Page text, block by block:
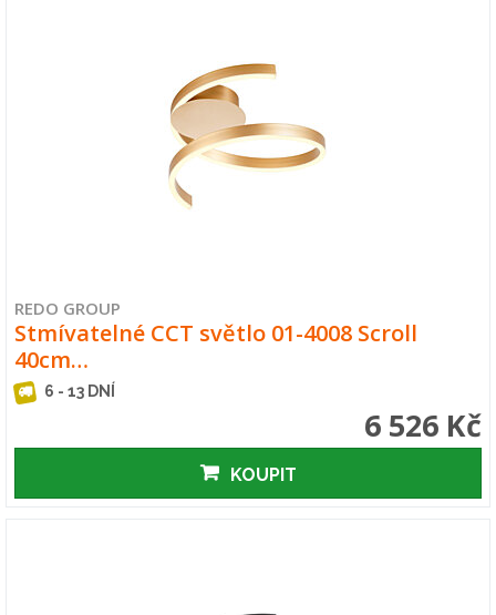
REDO GROUP
Stmívatelné CCT světlo 01-4008 Scroll
40cm…
6 - 13 DNÍ
6 526 Kč
KOUPIT